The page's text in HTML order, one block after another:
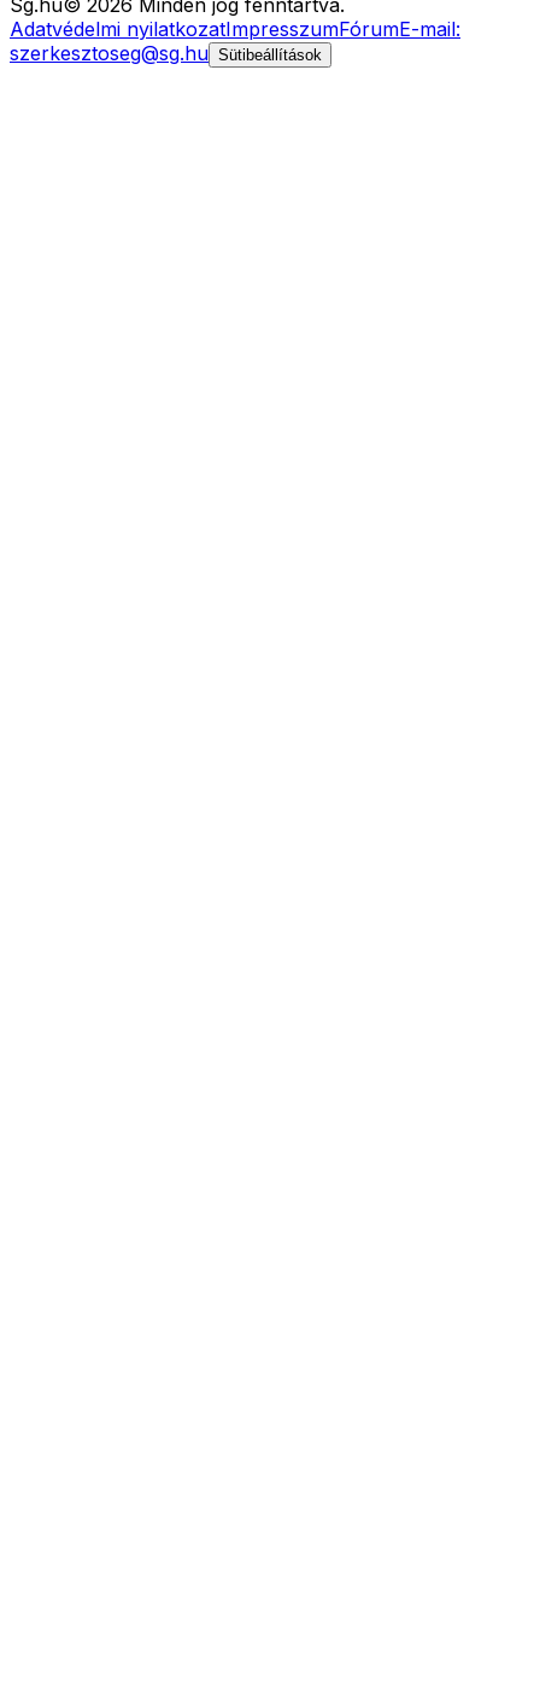
Sg.hu© 2026 Minden jog fenntartva.
Adatvédelmi nyilatkozatImpresszumFórumE-mail:
szerkesztoseg@sg.hu Sütibeállítások